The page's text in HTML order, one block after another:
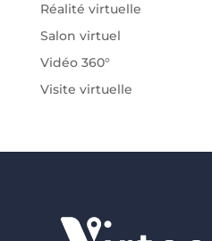
Réalité virtuelle
Salon virtuel
Vidéo 360°
Visite virtuelle